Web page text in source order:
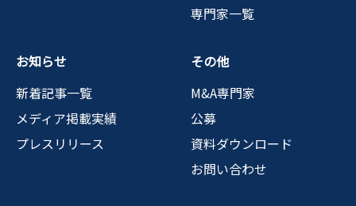
専門家一覧
お知らせ
新着記事一覧
メディア掲載実績
プレスリリース
その他
M&A専門家
公募
資料ダウンロード
お問い合わせ